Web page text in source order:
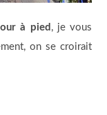
à pied , je vous
on se croirait